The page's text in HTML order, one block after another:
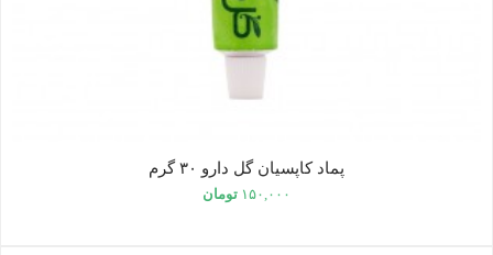
پماد کاپسیان گل دارو ۳۰ گرم
۱۵۰,۰۰۰ تومان